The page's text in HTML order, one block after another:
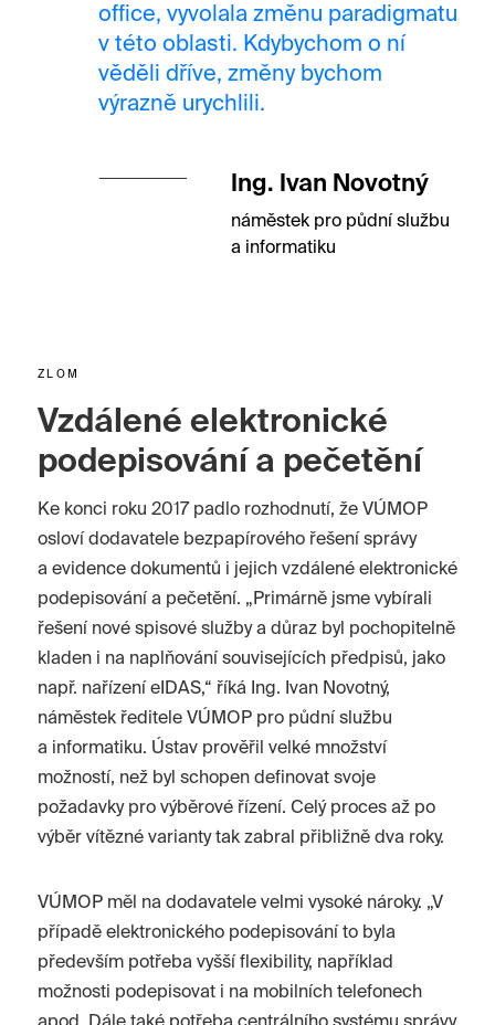
office, vyvolala změnu paradigmatu
v této oblasti. Kdybychom o ní
věděli dříve, změny bychom
výrazně urychlili.
Ing. Ivan Novotný
náměstek pro půdní službu
a informatiku
ZLOM
Vzdálené elektronické
podepisování a pečetění
Ke konci roku 2017 padlo rozhodnutí, že VÚMOP
osloví dodavatele bezpapírového řešení správy
a evidence dokumentů i jejich vzdálené elektronické
podepisování a pečetění. „Primárně jsme vybírali
řešení nové spisové služby a důraz byl pochopitelně
kladen i na naplňování souvisejících předpisů, jako
např. nařízení eIDAS,“ říká Ing. Ivan Novotný,
náměstek ředitele VÚMOP pro půdní službu
a informatiku. Ústav prověřil velké množství
možností, než byl schopen definovat svoje
požadavky pro výběrové řízení. Celý proces až po
výběr vítězné varianty tak zabral přibližně dva roky.
VÚMOP měl na dodavatele velmi vysoké nároky. „V
případě elektronického podepisování to byla
především potřeba vyšší flexibility, například
možnosti podepisovat i na mobilních telefonech